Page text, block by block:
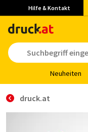
Hilfe & Kontakt
Neu­hei­ten
druck.at